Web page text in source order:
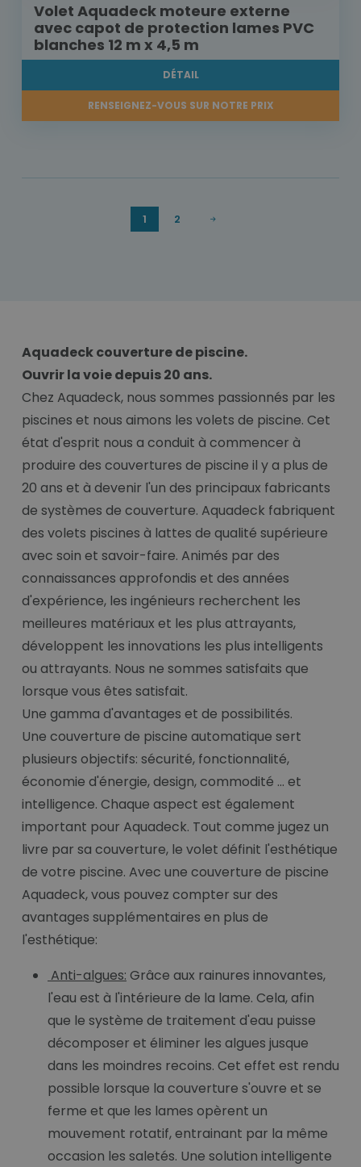
Volet Aquadeck moteure externe
avec capot de protection lames PVC
blanches 12 m x 4,5 m
DÉTAIL
RENSEIGNEZ-VOUS SUR NOTRE PRIX
1 2
Aquadeck couverture de piscine.
Ouvrir la voie depuis 20 ans.
Chez Aquadeck, nous sommes passionnés par les
piscines et nous aimons les volets de piscine. Cet
état d'esprit nous a conduit à commencer à
produire des couvertures de piscine il y a plus de
20 ans et à devenir l'un des principaux fabricants
de systèmes de couverture. Aquadeck fabriquent
des volets piscines à lattes de qualité supérieure
avec soin et savoir-faire. Animés par des
connaissances approfondis et des années
d'expérience, les ingénieurs recherchent les
meilleures matériaux et les plus attrayants,
développent les innovations les plus intelligents
ou attrayants. Nous ne sommes satisfaits que
lorsque vous êtes satisfait.
Une gamma d'avantages et de possibilités.
Une couverture de piscine automatique sert
plusieurs objectifs: sécurité, fonctionnalité,
économie d'énergie, design, commodité ... et
intelligence. Chaque aspect est également
important pour Aquadeck. Tout comme jugez un
livre par sa couverture, le volet définit l'esthétique
de votre piscine. Avec une couverture de piscine
Aquadeck, vous pouvez compter sur des
avantages supplémentaires en plus de
l'esthétique:
Anti-algues: Grâce aux rainures innovantes,
l'eau est à l'intérieure de la lame. Cela, afin
que le système de traitement d'eau puisse
décomposer et éliminer les algues jusque
dans les moindres recoins. Cet effet est rendu
possible lorsque la couverture s'ouvre et se
ferme et que les lames opèrent un
mouvement rotatif, entrainant par la même
occasion les saletés. Une solution intelligente